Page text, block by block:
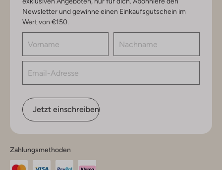
Newsletter und gewinne einen Einkaufsgutschein im
Wert von €150.
Jetzt einschreiben
Zahlungsmethoden